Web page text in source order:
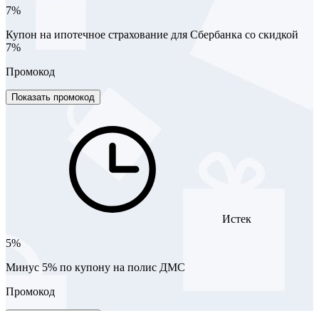
7%
Купон на ипотечное страхование для Сбербанка со скидкой
7%
Промокод
Показать промокод
Истек
5%
Минус 5% по купону на полис ДМС
Промокод